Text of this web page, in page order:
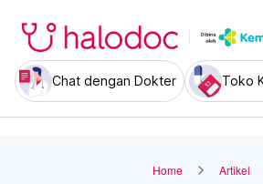
Chat dengan Dokter Toko
Home Artikel